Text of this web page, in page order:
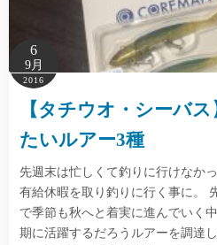
6
9月
2016
【タチウオ・シーバ
たいルアー3種
先週末は忙しくて釣りに行けなか
有給休暇を取り釣りに行く事に。
で季節も秋へと着実に進んでいく
期に活躍するだろうルアーを調達